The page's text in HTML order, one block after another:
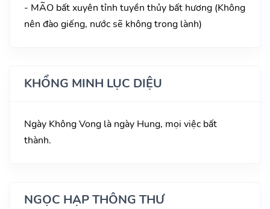
- MÃO bất xuyên tỉnh tuyền thủy bất hương (Không
nên đào giếng, nước sẽ không trong lành)
KHỔNG MINH LỤC DIỆU
Ngày Không Vong là ngày Hung, mọi việc bất
thành.
NGỌC HẠP THÔNG THƯ